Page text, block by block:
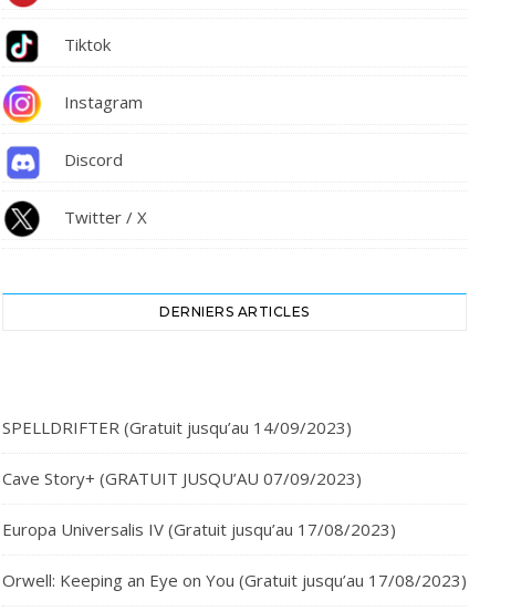
Tiktok
Instagram
Discord
Twitter / X
DERNIERS ARTICLES
SPELLDRIFTER (Gratuit jusqu’au 14/09/2023)
Cave Story+ (GRATUIT JUSQU’AU 07/09/2023)
Europa Universalis IV (Gratuit jusqu’au 17/08/2023)
Orwell: Keeping an Eye on You (Gratuit jusqu’au 17/08/2023)